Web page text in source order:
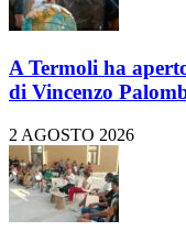
A Termoli ha
di Vincenzo
2 AGOSTO 2026